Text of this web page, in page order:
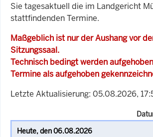
Sie tagesaktuell die im Landgericht
stattfindenden Termine.
Maßgeblich ist nur der Aushang vor
Sitzungssaal.
Technisch bedingt werden
Termine als aufgehoben
Letzte Aktualisierung: 05.08.2026,